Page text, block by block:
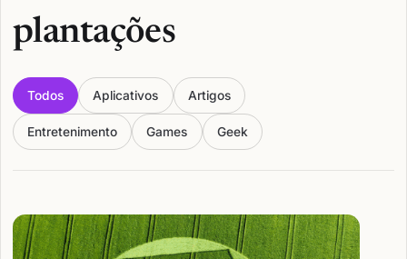
plantações
Todos Aplicativos Artigos
Entretenimento Games Geek
Articles